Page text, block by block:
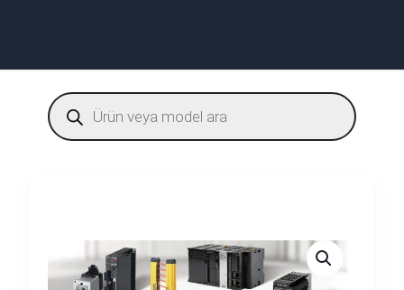
Products
search